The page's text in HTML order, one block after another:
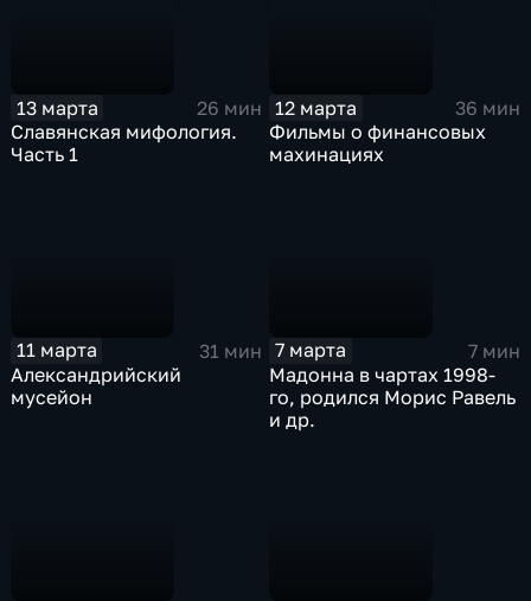
13 марта
26 мин
Славянская мифология.
Часть 1
12 марта
36 мин
Фильмы о финансовых
махинациях
11 марта
31 мин
Александрийский
мусейон
7 марта
7 мин
Мадонна в чартах 1998-
го, родился Морис Равель
и др.